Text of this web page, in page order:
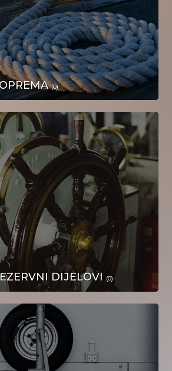
I SATOVI
I OKUĆNICA
I ALATI
OPREMA(0)
DIJELOVI (0)